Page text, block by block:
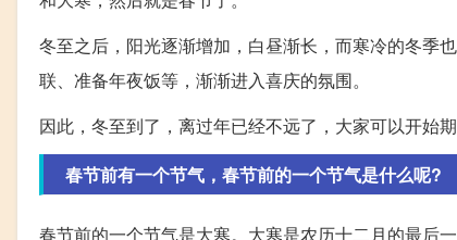
冬至之后，阳光逐渐增加，白昼渐长，而寒冷的冬季
联、准备年夜饭等，渐渐进入喜庆的氛围。
因此，冬至到了，离过年已经不远了，大家可以开始
春节前有一个节气，春节前的一个节气是什么呢?
春节前的一个节气是大寒。大寒是农历十二月的最后